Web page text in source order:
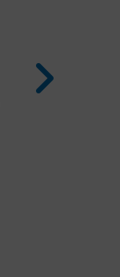
Um Ihr Kind